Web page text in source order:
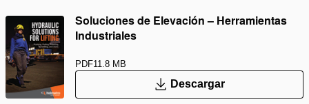
Soluciones de Elevación – Herramientas
Industriales
PDF11.8 MB
Descargar